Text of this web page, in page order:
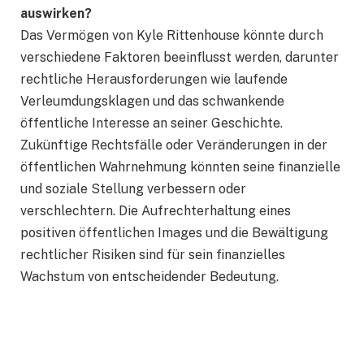
auswirken?
Das Vermögen von Kyle Rittenhouse könnte durch
verschiedene Faktoren beeinflusst werden, darunter
rechtliche Herausforderungen wie laufende
Verleumdungsklagen und das schwankende
öffentliche Interesse an seiner Geschichte.
Zukünftige Rechtsfälle oder Veränderungen in der
öffentlichen Wahrnehmung könnten seine finanzielle
und soziale Stellung verbessern oder
verschlechtern. Die Aufrechterhaltung eines
positiven öffentlichen Images und die Bewältigung
rechtlicher Risiken sind für sein finanzielles
Wachstum von entscheidender Bedeutung.